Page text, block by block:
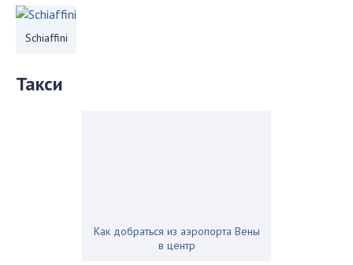
Schiaffini
Такси
Как добраться из аэропорта Вены
в центр